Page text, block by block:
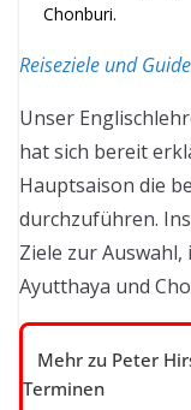
Chonburi.
Reiseziele und
Unser
hat sich bereit
Hauptsaison die
durchzuführen.
Ziele zur Auswahl,
Ayutthaya und
Mehr zu Peter
Terminen